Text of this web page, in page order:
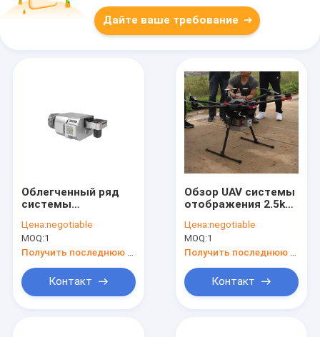
Дайте ваше требование
Облегченный ряд
системы
1350m местности
лидар UAV ARS-
1000L
Цена:negotiable
MOQ:1
Контакт
Обзор UAV системы
отображения 2.5kg
200
топографический
Цена:negotiable
MOQ:1
Контакт